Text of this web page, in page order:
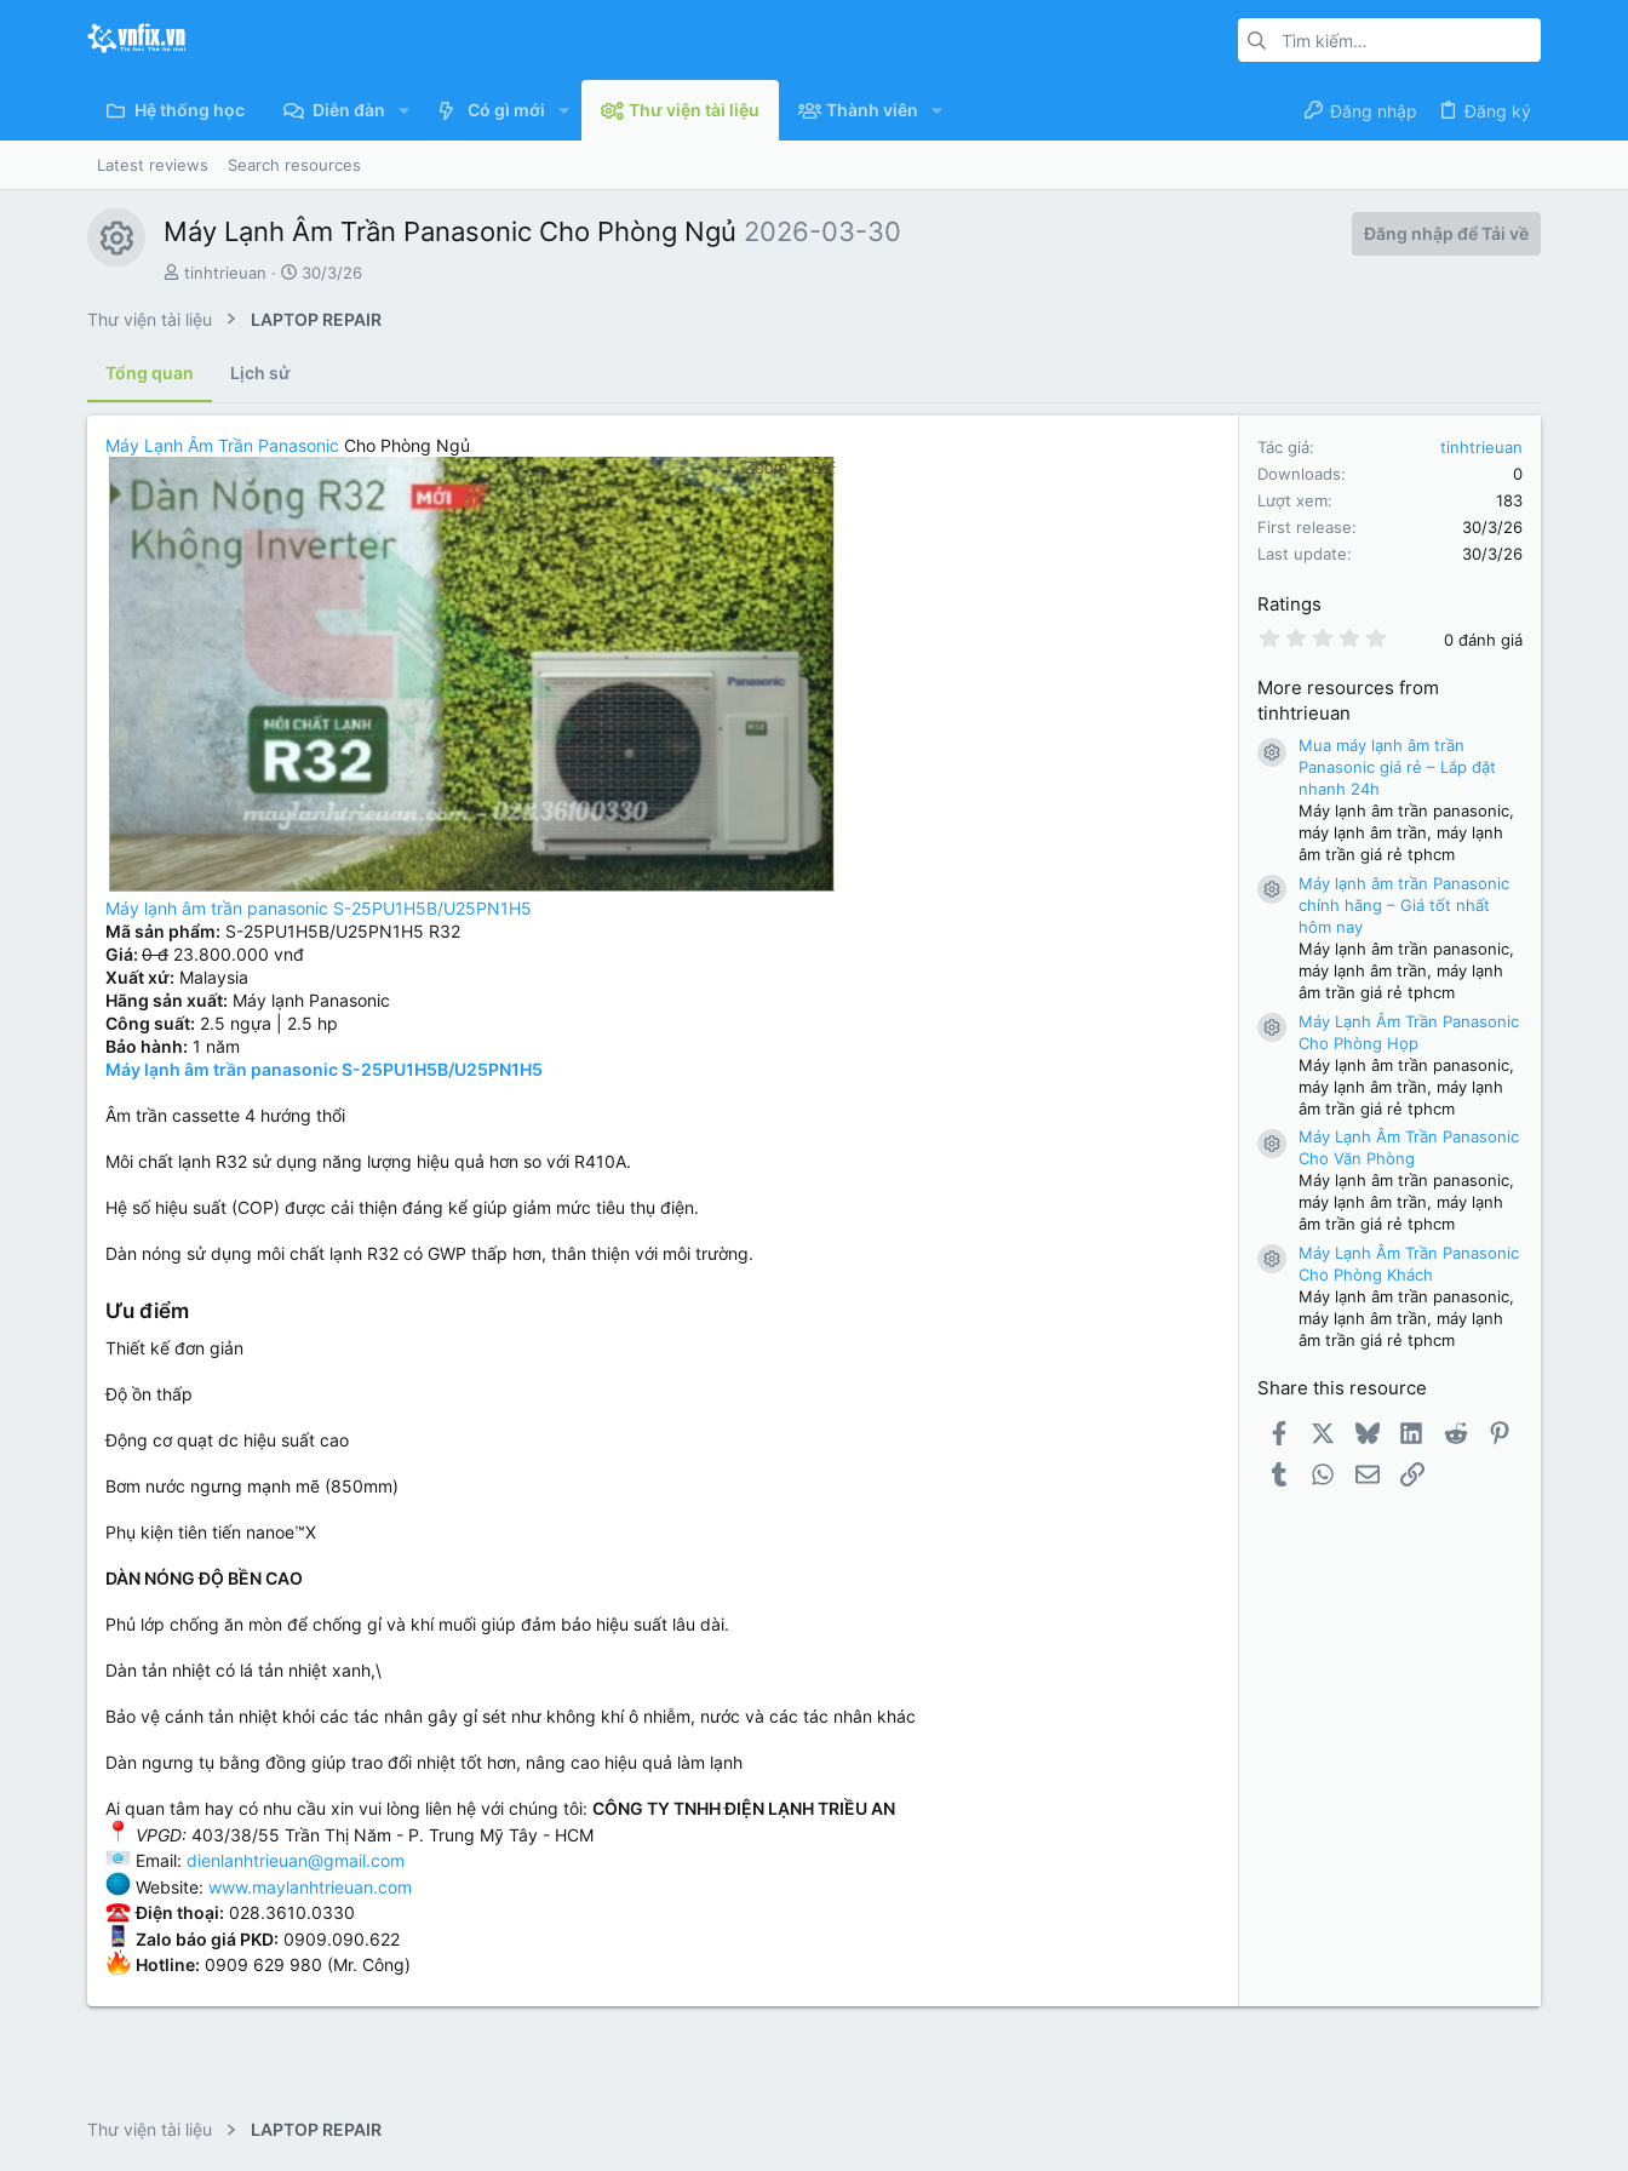
Hệ thống học Diễn đàn Có gì mới Thư viện tài liệu Thành viên Đăng nhập Đăng ký
Latest reviews Search resources
Resource icon
Máy Lạnh Âm Trần Panasonic Cho Phòng Ngủ 2026-03-30 Đăng nhập để Tải về
T
c
ả
tinhtrieuan
C
e
d
t
e
30/3/26
Thư viện tài liệu LAPTOP REPAIR
Tổng quan Lịch sử
Máy Lạnh Âm Trần Panasonic Cho Phòng Ngủ
Máy lạnh âm trần panasonic S-25PU1H5B/U25PN1H5
Mã sản phẩm: S-25PU1H5B/U25PN1H5 R32
Giá: 0 đ 23.800.000 vnđ
Xuất xứ: Malaysia
Hãng sản xuất: Máy lạnh Panasonic
Công suất: 2.5 ngựa | 2.5 hp
Bảo hành: 1 năm
Máy lạnh âm trần panasonic S-25PU1H5B/U25PN1H5
Âm trần cassette 4 hướng thổi
Môi chất lạnh R32 sử dụng năng lượng hiệu quả hơn so với R410A.
Hệ số hiệu suất (COP) được cải thiện đáng kể giúp giảm mức tiêu thụ điện.
Dàn nóng sử dụng môi chất lạnh R32 có GWP thấp hơn, thân thiện với môi trường.
Ưu điểm
Thiết kế đơn giản
Độ ồn thấp
Động cơ quạt dc hiệu suất cao
Bơm nước ngưng mạnh mẽ (850mm)
Phụ kiện tiên tiến nanoe™X
DÀN NÓNG ĐỘ BỀN CAO
Phủ lớp chống ăn mòn để chống gỉ và khí muối giúp đảm bảo hiệu suất lâu dài.
Dàn tản nhiệt có lá tản nhiệt xanh,\
Bảo vệ cánh tản nhiệt khỏi các tác nhân gây gỉ sét như không khí ô nhiễm, nước và các tác nhân khác
Dàn ngưng tụ bằng đồng giúp trao đổi nhiệt tốt hơn, nâng cao hiệu quả làm lạnh
Ai quan tâm hay có nhu cầu xin vui lòng liên hệ với chúng tôi: CÔNG TY TNHH ĐIỆN LẠNH TRIỀU AN
VPGD:403/38/55 Trần Thị Năm - P. Trung Mỹ Tây - HCM
Email: dienlanhtrieuan@gmail.com
Website: www.maylanhtrieuan.com
Điện thoại: 028.3610.0330
Zalo báo giá PKD: 0909.090.622
Hotline: 0909 629 980 (Mr. Công)
Tác giả
tinhtrieuan
Downloads
0
Lượt xem
183
First release
30/3/26
Last update
30/3/26
Ratings
0
a
r
(
)
0 đánh giá
More resources from
tinhtrieuan
Resource icon
Mua máy lạnh âm trần
Panasonic giá rẻ – Lắp đặt
nhanh 24h
Máy lạnh âm trần panasonic,
máy lạnh âm trần, máy lạnh
âm trần giá rẻ tphcm
Resource icon
Máy lạnh âm trần Panasonic
chính hãng – Giá tốt nhất
hôm nay
Máy lạnh âm trần panasonic,
máy lạnh âm trần, máy lạnh
âm trần giá rẻ tphcm
Resource icon
Máy Lạnh Âm Trần Panasonic
Cho Phòng Họp
Máy lạnh âm trần panasonic,
máy lạnh âm trần, máy lạnh
âm trần giá rẻ tphcm
Resource icon
Máy Lạnh Âm Trần Panasonic
Cho Văn Phòng
Máy lạnh âm trần panasonic,
máy lạnh âm trần, máy lạnh
âm trần giá rẻ tphcm
Resource icon
Máy Lạnh Âm Trần Panasonic
Cho Phòng Khách
Máy lạnh âm trần panasonic,
máy lạnh âm trần, máy lạnh
âm trần giá rẻ tphcm
Share this resource
Facebook BlueskyLinkedInReddit
Tumblr WhatsApp
EmailLink
Thư viện tài liệu LAPTOP REPAIR